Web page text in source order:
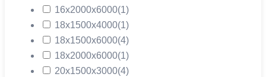
16х2000х6000(1)
18х1500х4000(1)
18х1500х6000(4)
18х2000х6000(1)
20х1500х3000(4)